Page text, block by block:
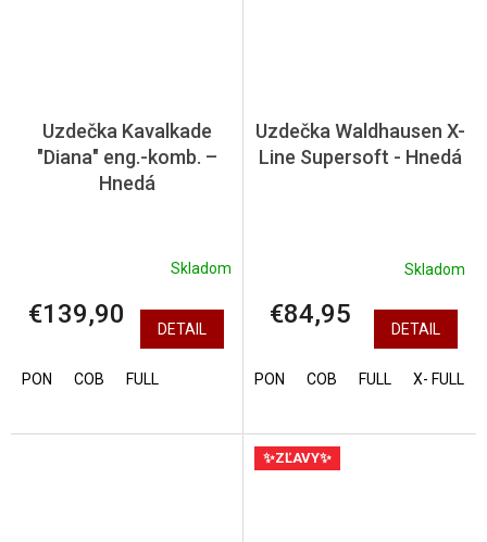
Uzdečka Kavalkade
"Diana" eng.-komb. –
Hnedá
Skladom
€139,90 DETAIL
PON COB FULL
Uzdečka Waldhausen X-
Line Supersoft - Hnedá
Skladom
€84,95 DETAIL
PON COB FULL X- FULL
✨ZĽAVY✨